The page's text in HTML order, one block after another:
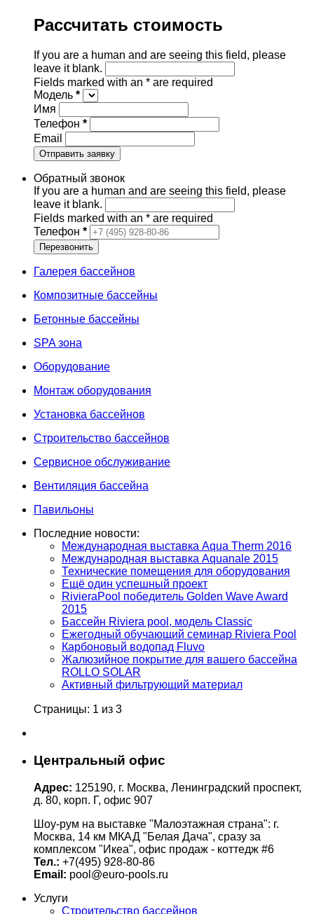
Рассчитать стоимость
If you are a human and are seeing this field, please
leave it blank.
Fields marked with an * are required
Модель *
Имя
Телефон *
Email
Обратный звонок
If you are a human and are seeing this field, please
leave it blank.
Fields marked with an * are required
Телефон *
Галерея бассейнов
Композитные бассейны
Бетонные бассейны
SPA зона
Оборудование
Монтаж оборудования
Установка бассейнов
Строительство бассейнов
Сервисное обслуживание
Вентиляция бассейна
Павильоны
Последние новости:
Международная выставка Aqua Therm 2016
Международная выставка Aquanale 2015
Технические помещения для оборудования
Ещё один успешный проект
RivieraPool победитель Golden Wave Award
2015
Бассейн Riviera pool, модель Classic
Ежегодный обучающий семинар Riviera Pool
Карбоновый водопад Fluvo
Жалюзийное покрытие для вашего бассейна
ROLLO SOLAR
Активный фильтрующий материал
Страницы: 1 из 3
Центральный офис
Адрес: 125190, г. Москва, Ленинградский проспект,
д. 80, корп. Г, офис 907
Шоу-рум на выставке "Малоэтажная страна": г.
Москва, 14 км МКАД "Белая Дача", сразу за
комплексом "Икеа", офис продаж - коттедж #6
Тел.: +7(495) 928-80-86
Email: pool@euro-pools.ru
Услуги
Строительство бассейнов